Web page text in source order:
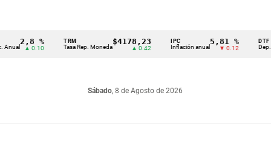
%
▲ 0.10
TRM
Tasa Rep. Moneda
$4178,23
▲ 0.42
IPC
Inflación anual
5,81 %
▼ 0.12
DTF
Dep.
Sábado, 8 de Agosto de 2026